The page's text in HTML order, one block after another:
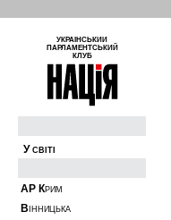
УКРАЇНСЬКИЙ
ПАРЛАМЕНТСЬКИЙ
КЛУБ
У СВІТІ
АР КРИМ
В ІННИЦЬКА
з 2021-го